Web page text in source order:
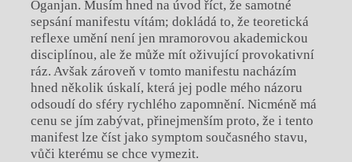
Oganjan. Musím hned na úvod říct, že samotné
sepsání manifestu vítám; dokládá to, že teoretická
reflexe umění není jen mramorovou akademickou
disciplínou, ale že může mít oživující provokativní
ráz. Avšak zároveň v tomto manifestu nacházím
hned několik úskalí, která jej podle mého názoru
odsoudí do sféry rychlého zapomnění. Nicméně má
cenu se jím zabývat, přinejmenším proto, že i tento
manifest lze číst jako symptom současného stavu,
vůči kterému se chce vymezit.